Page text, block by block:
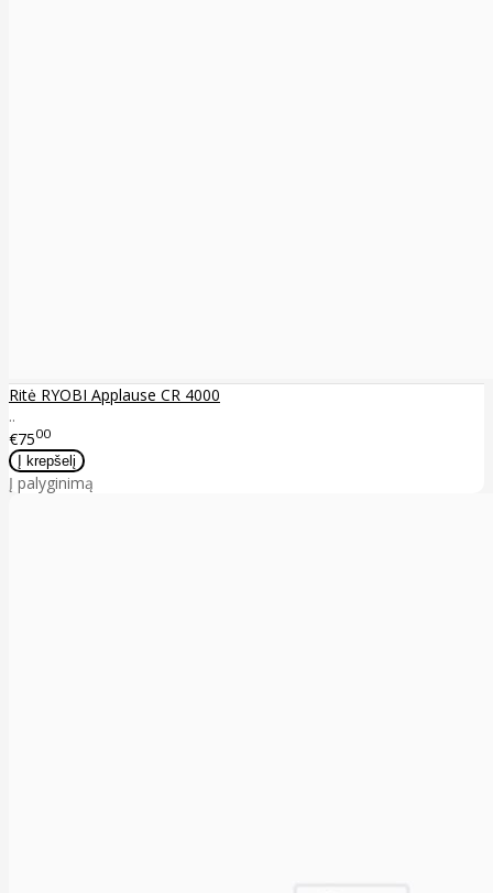
Ritė RYOBI Applause CR 4000
..
€7500
Į palyginimą